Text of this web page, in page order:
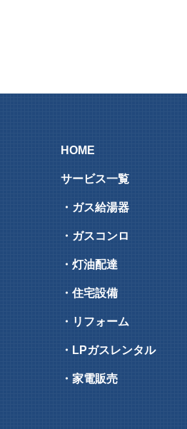
HOME
サービス一覧
・ガス給湯器
・ガスコンロ
・灯油配達
・住宅設備
・リフォーム
・LPガスレンタル
・家電販売